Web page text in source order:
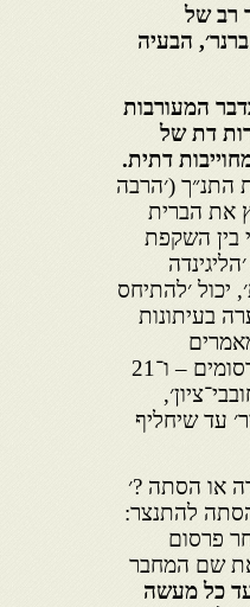
רב של
הבעיה
המעורבות
דת של
דתית.
התנ״ך (׳הרבה
את הברית
בין השקפת
יכול ׳להתיחס
בעיתונות
בכעשרים עיתונים בארץ ובעולם, 24 מהם ב׳החרות׳ – כרבע מכלל הפרסומים – ו־21
עד שיחליף
או הסתה ?׳
להתנצר:
פרסום
את שם המחבר
כל מעשה